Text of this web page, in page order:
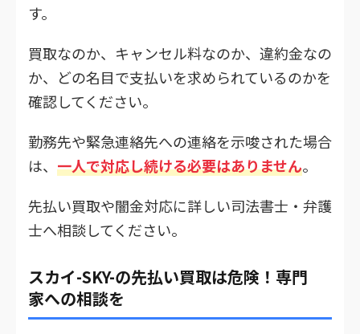
す。
買取なのか、キャンセル料なのか、違約金なの
か、どの名目で支払いを求められているのかを
確認してください。
勤務先や緊急連絡先への連絡を示唆された場合
は、 一人で対応し続ける必要はありません。
先払い買取や闇金対応に詳しい司法書士・弁護
士へ相談してください。
スカイ-SKY-の先払い買取は危険！専門
家への相談を